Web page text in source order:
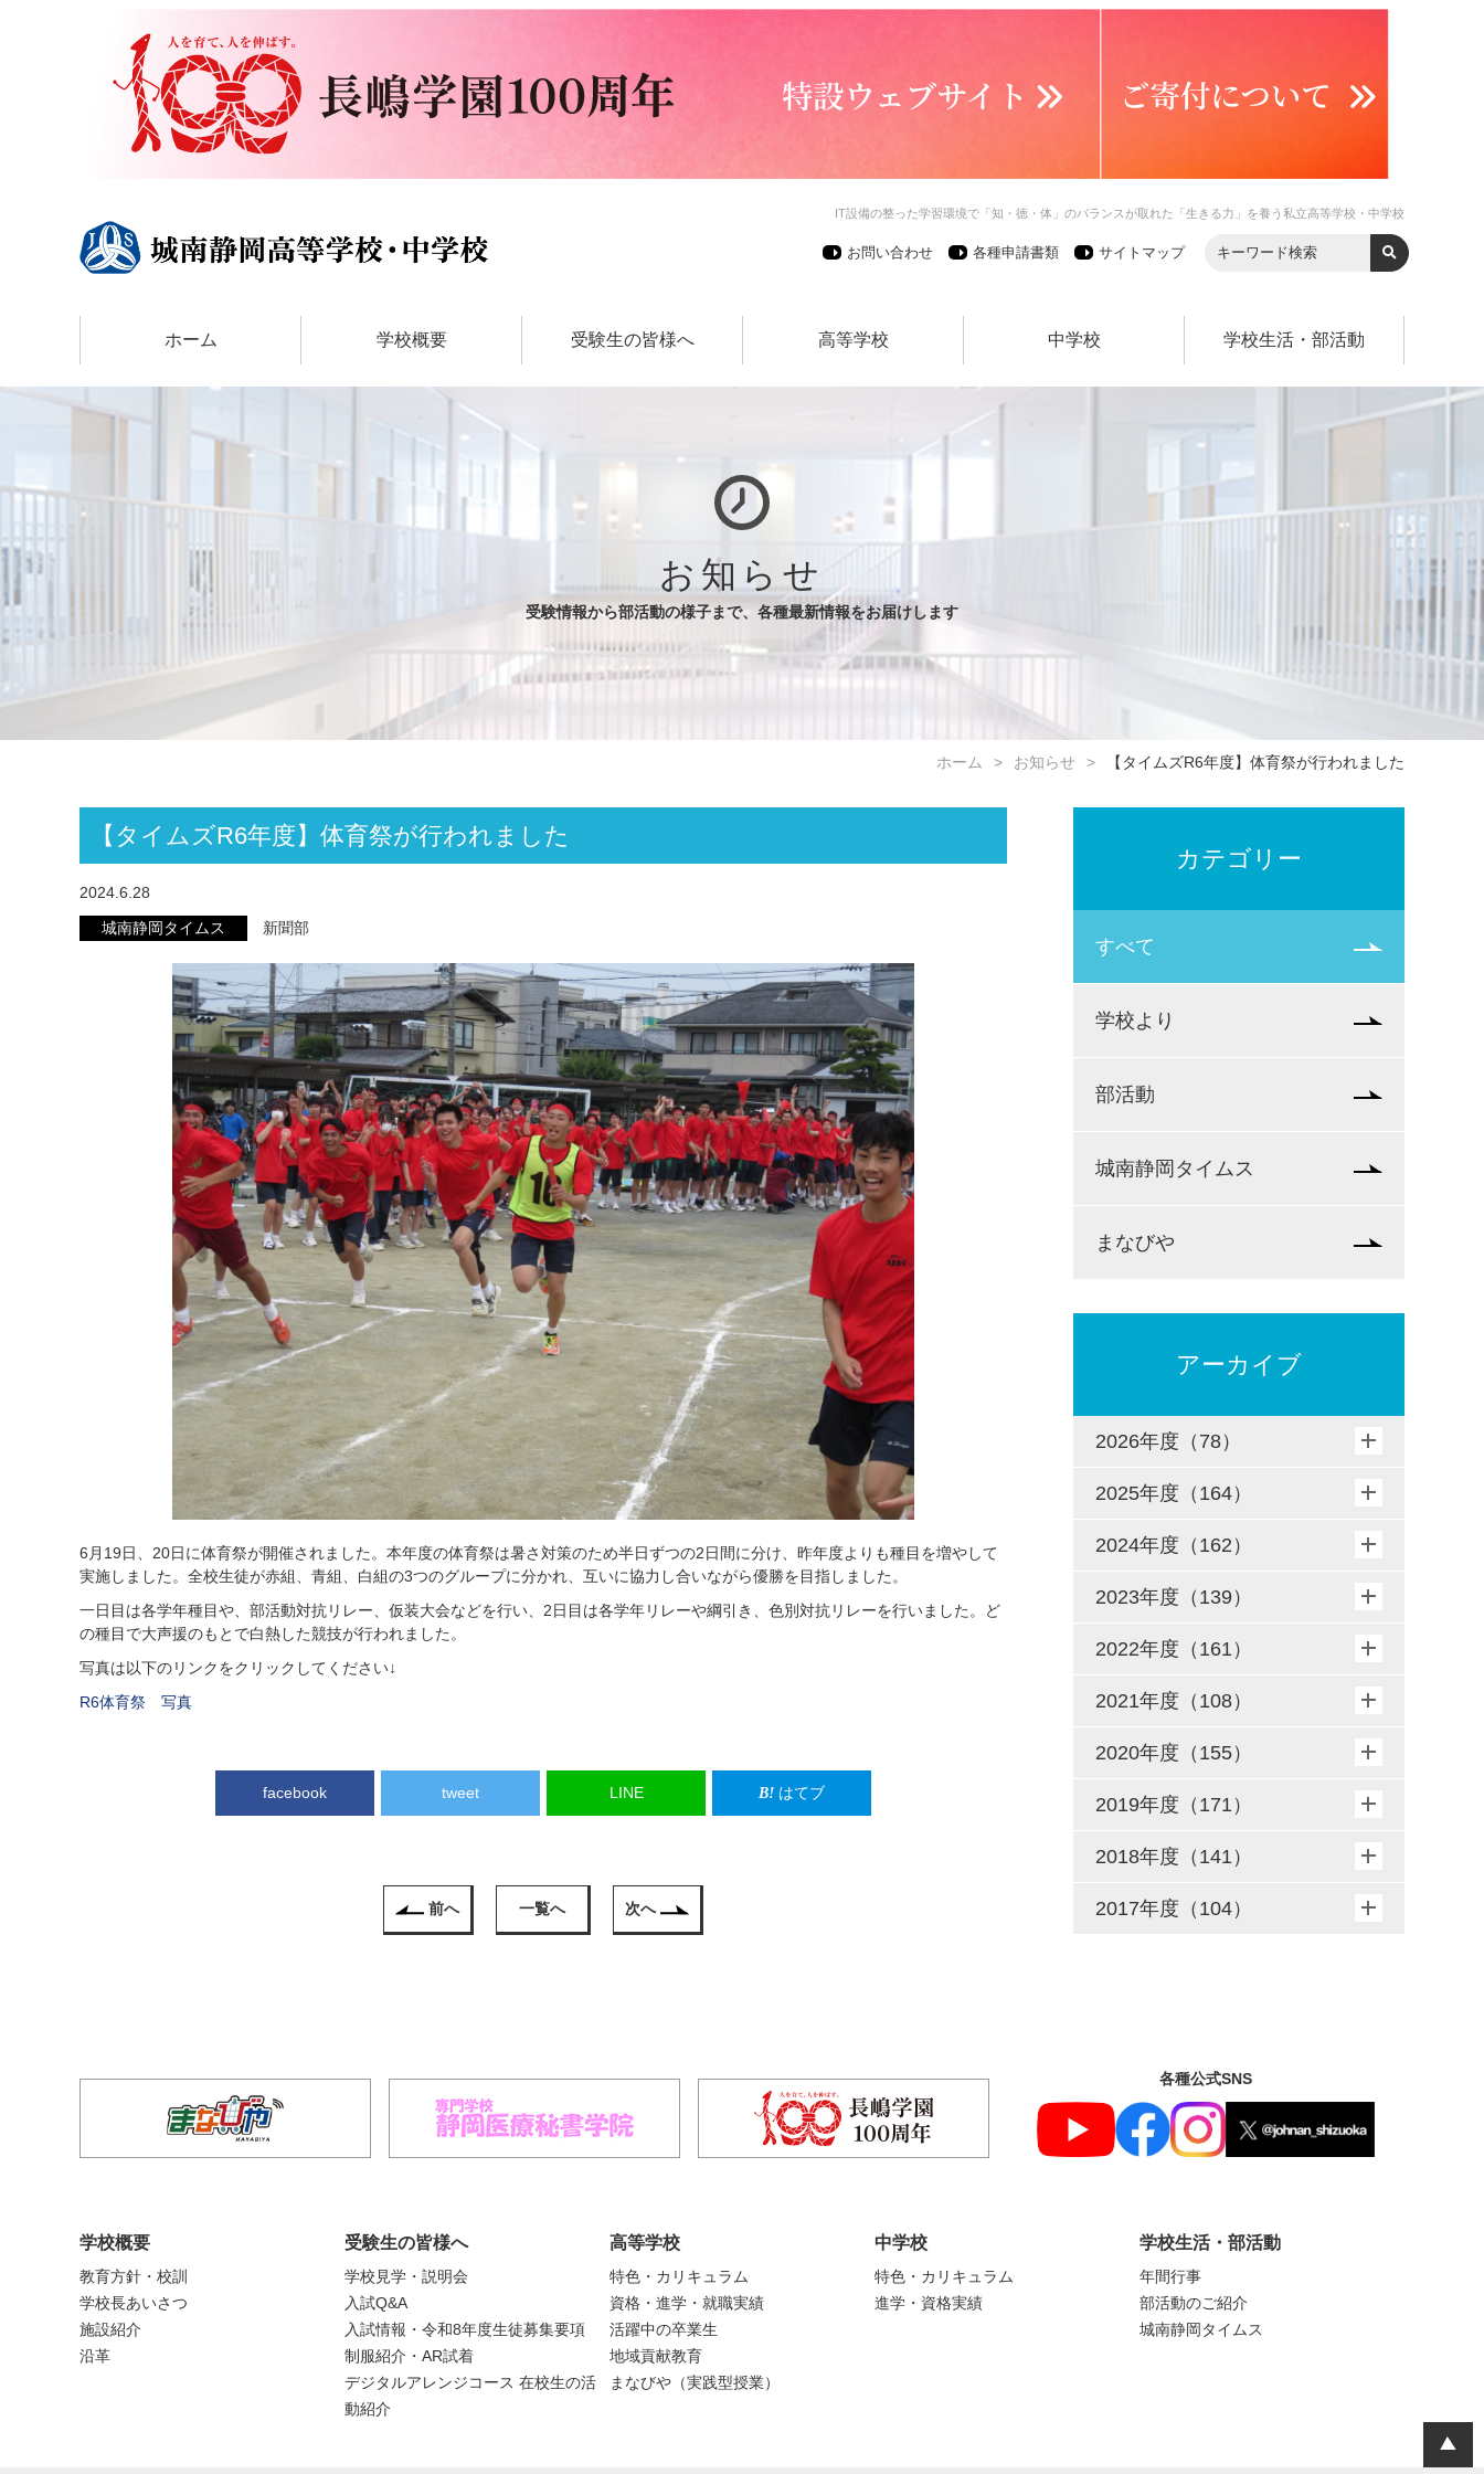
IT設備の整った学習環境で「知・徳・体」のバランスが取れた「生きる力」を養う私立高等学校・中学校
お問い合わせ 各種申請書類 サイトマップ
ホーム 学校概要 受験生の皆様へ 高等学校 中学校 学校生活・部活動
お知らせ
受験情報から部活動の様子まで、各種最新情報をお届けします
ホーム お知らせ 【タイムズR6年度】体育祭が行われました
【タイムズR6年度】体育祭が行われました
2024.6.28
城南静岡タイムス
新聞部
6月19日、20日に体育祭が開催されました。本年度の体育祭は暑さ対策のため半日ずつの2日間に分け、昨年度よりも種目を増やして
実施しました。全校生徒が赤組、青組、白組の3つのグループに分かれ、互いに協力し合いながら優勝を目指しました。
一日目は各学年種目や、部活動対抗リレー、仮装大会などを行い、2日目は各学年リレーや綱引き、色別対抗リレーを行いました。ど
の種目で大声援のもとで白熱した競技が行われました。
写真は以下のリンクをクリックしてください↓
R6体育祭 写真
facebook tweet LINE はてブ
前へ 一覧へ 次へ
カテゴリー
すべて
学校より
部活動
城南静岡タイムス
まなびや
アーカイブ
2026年度（78）
2025年度（164）
2024年度（162）
2023年度（139）
2022年度（161）
2021年度（108）
2020年度（155）
2019年度（171）
2018年度（141）
2017年度（104）
各種公式SNS
学校概要
教育方針・校訓
学校長あいさつ
施設紹介
沿革
受験生の皆様へ
学校見学・説明会
入試Q&A
入試情報・令和8年度生徒募集要項
制服紹介・AR試着
デジタルアレンジコース 在校生の活
動紹介
高等学校
特色・カリキュラム
資格・進学・就職実績
活躍中の卒業生
地域貢献教育
まなびや（実践型授業）
中学校
特色・カリキュラム
進学・資格実績
学校生活・部活動
年間行事
部活動のご紹介
城南静岡タイムス